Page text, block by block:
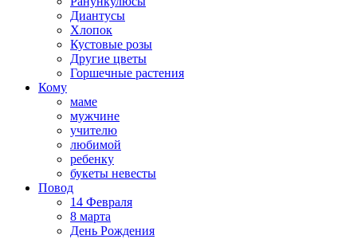
Диантусы
Хлопок
Кустовые розы
Другие цветы
Горшечные растения
Кому
маме
мужчине
учителю
любимой
ребенку
букеты невесты
Повод
14 Февраля
8 марта
День Рождения